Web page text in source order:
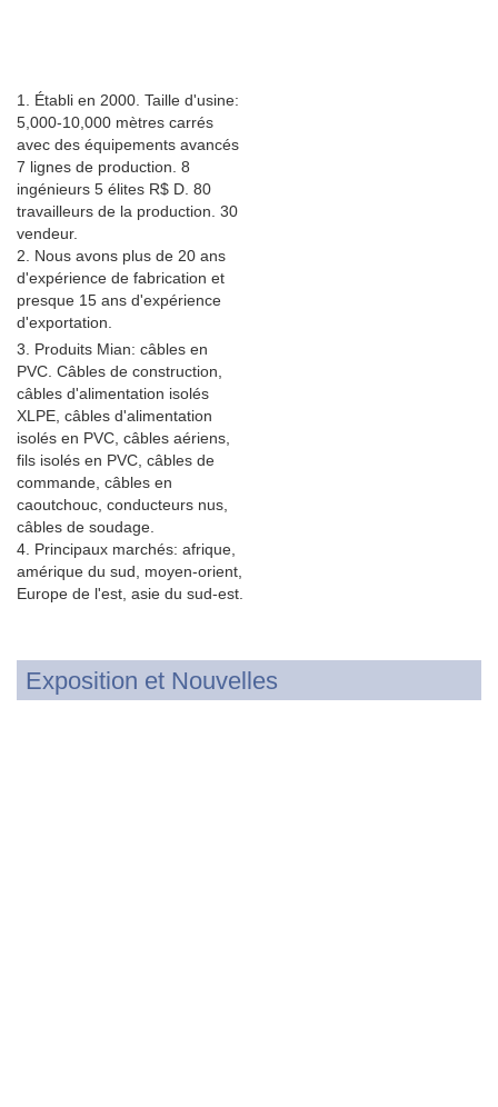
1. Établi en 2000. Taille d'usine:
5,000-10,000 mètres carrés
avec des équipements avancés
7 lignes de production. 8
ingénieurs 5 élites R$ D. 80
travailleurs de la production. 30
vendeur.
2. Nous avons plus de 20 ans
d'expérience de fabrication et
presque 15 ans d'expérience
d'exportation.
3. Produits Mian: câbles en
PVC. Câbles de construction,
câbles d'alimentation isolés
XLPE, câbles d'alimentation
isolés en PVC, câbles aériens,
fils isolés en PVC, câbles de
commande, câbles en
caoutchouc, conducteurs nus,
câbles de soudage.
4. Principaux marchés: afrique,
amérique du sud, moyen-orient,
Europe de l'est, asie du sud-est.
Exposition et Nouvelles